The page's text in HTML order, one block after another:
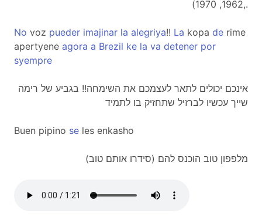
,1962, 1970).
No voz pueder imajinar la alegriya!! La kopa de rime
apertyene agora a Brezil ke la va detener por
syempre
אינכם יכולים לתאר לעצמכם את השימחה!! בגביע של רימה
שייך עכשיו לברזיל שתחזיק בו לתמיד
Buen pipino se les enkasho
מלפפון טוב הוכנס להם (סידרו אותם טוב)